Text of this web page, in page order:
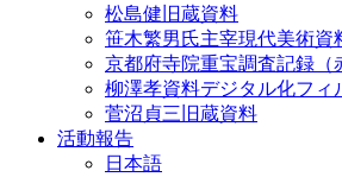
松島健旧蔵資料
笹木繁男氏主宰現代美術資
京都府寺院重宝調査記録（
柳澤孝資料デジタル化フィ
菅沼貞三旧蔵資料
活動報告
日本語